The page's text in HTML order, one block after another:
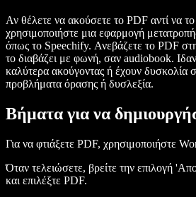
Αν θέλετε να ακούσετε το PDF αντί να
χρησιμοποιήστε μια εφαρμογή
όπως το Speechify. Ανεβάζετε το PDF
το διαβάζει με φωνή, σαν audiobook.
καλύτερα ακούγοντας ή έχουν δυσκολία
προβλήματα όρασης ή δυσλεξία.
Βήματα για να
Για να φτιάξετε PDF, χρησιμοποιήστε
Όταν τελειώσετε, βρείτε την επιλογή
και επιλέξτε PDF.